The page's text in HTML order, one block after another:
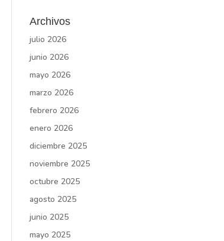
Archivos
julio 2026
junio 2026
mayo 2026
marzo 2026
febrero 2026
enero 2026
diciembre 2025
noviembre 2025
octubre 2025
agosto 2025
junio 2025
mayo 2025